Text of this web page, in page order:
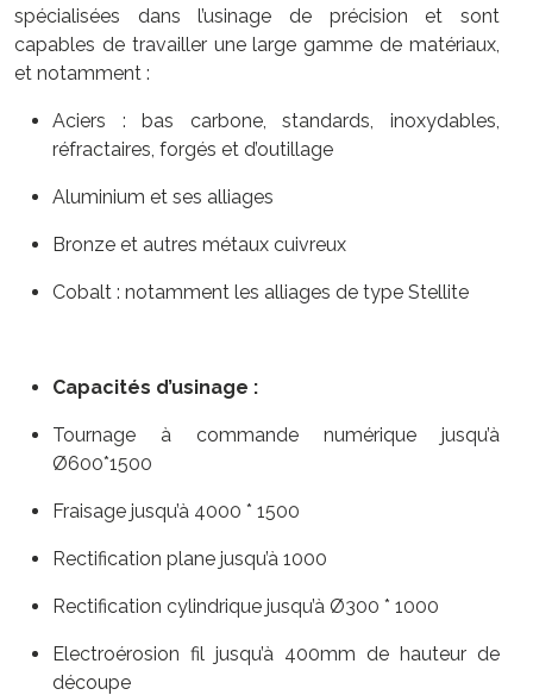
spécialisées dans l’usinage de précision et sont
capables de travailler une large gamme de matériaux,
et notamment :
Aciers : bas carbone, standards, inoxydables,
réfractaires, forgés et d’outillage
Aluminium et ses alliages
Bronze et autres métaux cuivreux
Cobalt : notamment les alliages de type Stellite
Capacités d’usinage :
Tournage à commande numérique jusqu’à
Ø600*1500
Fraisage jusqu’à 4000 * 1500
Rectification plane jusqu’à 1000
Rectification cylindrique jusqu’à Ø300 * 1000
Electroérosion fil jusqu’à 400mm de hauteur de
découpe